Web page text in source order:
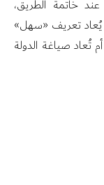
خاتمة الطريق،
يُعاد تعريف «سهل»
تُعاد صياغة الدولة